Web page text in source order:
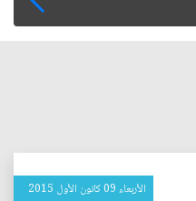
الأربعاء 09 كانون الأول 2015